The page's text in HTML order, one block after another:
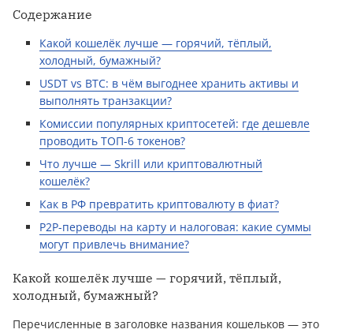
Содержание
Какой кошелёк лучше — горячий, тёплый,
холодный, бумажный?
USDT vs BTC: в чём выгоднее хранить активы и
выполнять транзакции?
Комиссии популярных криптосетей: где дешевле
проводить ТОП-6 токенов?
Что лучше — Skrill или криптовалютный
кошелёк?
Как в РФ превратить криптовалюту в фиат?
P2P-переводы на карту и налоговая: какие суммы
могут привлечь внимание?
Какой кошелёк лучше — горячий, тёплый,
холодный, бумажный?
Перечисленные в заголовке названия кошельков — это